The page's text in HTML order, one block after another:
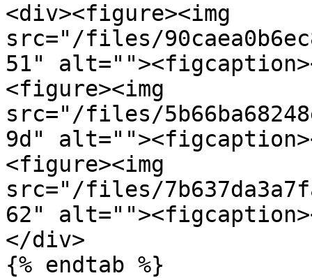
<div><figure><img
src="/files/
51"
<figure><img
src="/files/
9d"
<figure><img
src="/files/
62"
</div>
{% endtab %}